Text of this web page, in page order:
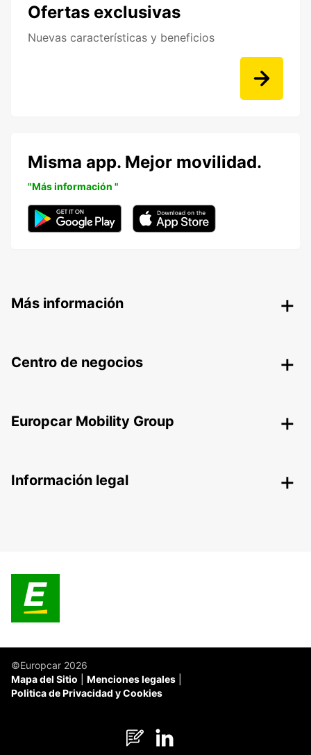
Ofertas exclusivas
Nuevas características y beneficios
Misma app. Mejor movilidad.
"Más información "
Más información
Centro de negocios
Europcar Mobility Group
Información legal
©Europcar 2026
Mapa del Sitio
Menciones legales
Politica de Privacidad y Cookies